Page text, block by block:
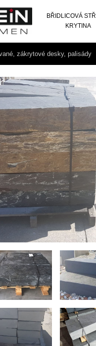
BŘIDLICOVÁ
KRYTINA
zákrytové desky, palisády